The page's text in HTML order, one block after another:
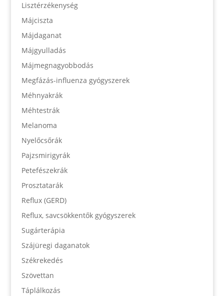
Lisztérzékenység
Májciszta
Májdaganat
Májgyulladás
Májmegnagyobbodás
Megfázás-influenza gyógyszerek
Méhnyakrák
Méhtestrák
Melanoma
Nyelőcsőrák
Pajzsmirigyrák
Petefészekrák
Prosztatarák
Reflux (GERD)
Reflux, savcsökkentők gyógyszerek
Sugárterápia
Szájüregi daganatok
Székrekedés
Szövettan
Táplálkozás